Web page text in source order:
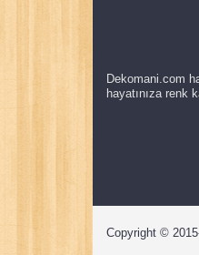
Dekomani.com
hayatınıza renk
Copyright ©